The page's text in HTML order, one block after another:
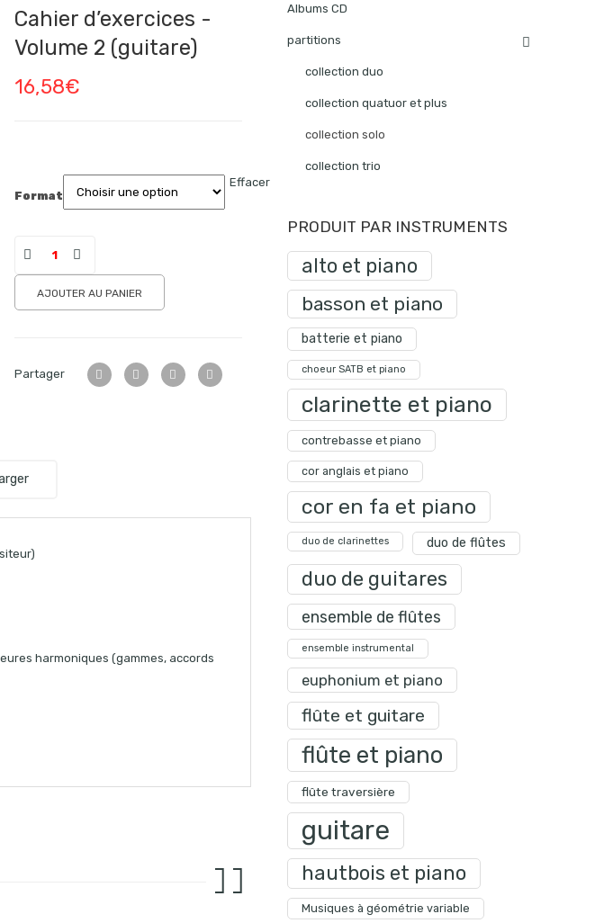
Cahier d’exercices -
Volume 2 (guitare)
16,58€
Format
Effacer
AJOUTER AU PANIER
Partager
harmoniques (gammes, accords
Albums CD
partitions
collection duo
collection quatuor et plus
collection solo
collection trio
PRODUIT PAR INSTRUMENTS
alto et piano
basson et piano
batterie et piano
choeur SATB et piano
clarinette et piano
contrebasse et piano
cor anglais et piano
cor en fa et piano
duo de clarinettes duo de flûtes
duo de guitares
ensemble de flûtes
ensemble instrumental
euphonium et piano
flûte et guitare
flûte et piano
flûte traversière
guitare
hautbois et piano
Musiques à géométrie variable